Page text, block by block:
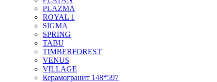
PLAZMA
ROYAL 1
SIGMA
SPRING
TABU
TIMBERFOREST
VENUS
VILLAGE
Керамогранит 148*597